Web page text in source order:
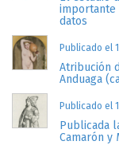
importante
datos
Publicado el
Atribución
Anduaga
Publicado el
Publicada
Camarón y